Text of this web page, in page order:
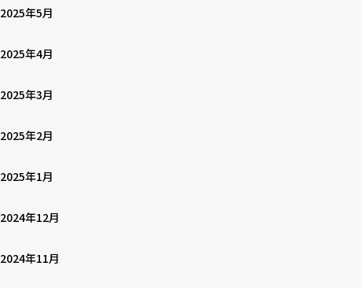
2025年5月
2025年4月
2025年3月
2025年2月
2025年1月
2024年12月
2024年11月